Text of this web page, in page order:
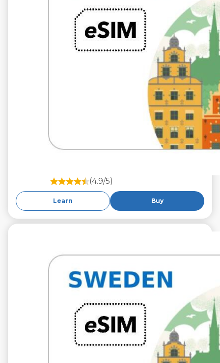
(4.9/5)
Learn Buy
Roaming on